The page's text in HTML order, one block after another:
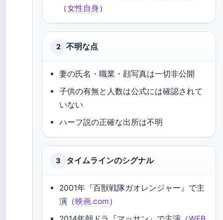
（女性自身）
2 不明な点
妻の氏名・職業・顔写真は一切非公開
子供の有無と人数は公式には確認されて
いない
ハーフ説の正確な出所は不明
3 タイムラインのシグナル
2001年『百獣戦隊ガオレンジャー』で主
演（映画.com）